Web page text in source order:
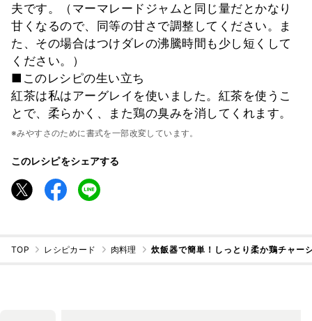
夫です。（マーマレードジャムと同じ量だとかなり
甘くなるので、同等の甘さで調整してください。ま
た、その場合はつけダレの沸騰時間も少し短くして
ください。）
■このレシピの生い立ち
紅茶は私はアーグレイを使いました。紅茶を使うこ
とで、柔らかく、また鶏の臭みを消してくれます。
※みやすさのために書式を一部改変しています。
このレシピをシェアする
TOP レシピカード 肉料理 炊飯器で簡単！しっとり柔か鶏チャー